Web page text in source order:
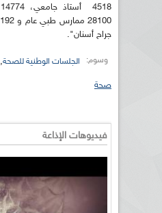
جراح أسنان".
وسوم: الجلسات الوطنية للصحة,
صحة
فيديوهات الإذاعة